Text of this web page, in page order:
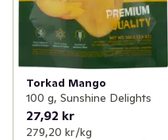
Torkad Mango
100 g, Sunshine Delights
27,92 kr
279,20 kr /kg